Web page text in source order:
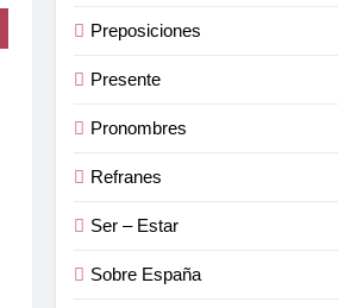
Preposiciones
Presente
Pronombres
Refranes
Ser – Estar
Sobre España